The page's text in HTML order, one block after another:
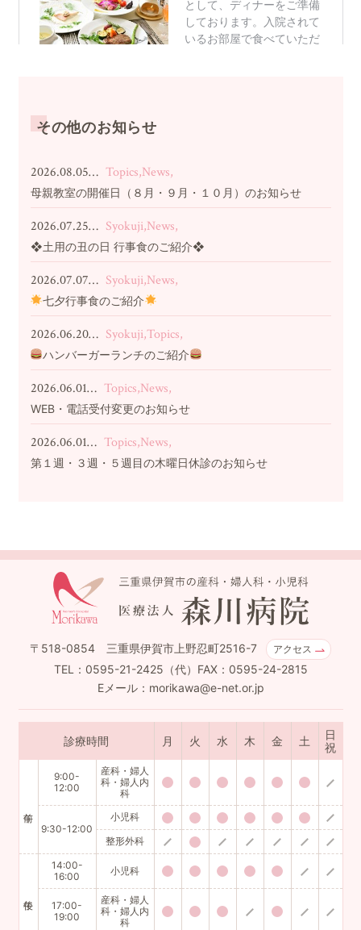
その他のお知らせ
2026.08.05… Topics,News,
母親教室の開催日（８月・９月・１０月）のお知らせ
2026.07.25… Syokuji,News,
❖土用の丑の日 行事食のご紹介❖
2026.07.07… Syokuji,News,
七夕行事食のご紹介
2026.06.20… Syokuji,Topics,
ハンバーガーランチのご紹介
2026.06.01… Topics,News,
WEB・電話受付変更のお知らせ
2026.06.01… Topics,News,
第１週・３週・５週目の木曜日休診のお知らせ
〒518-0854 三重県伊賀市上野忍町2516-7 アクセス
TEL：0595-21-2425（代）FAX：0595-24-2815
Eメール：morikawa@e-net.or.jp
診療時間 月 火 水 木 金 土
日
祝
9:00-
12:00
産科・婦人
科・婦人内
科
9:30-12:00
小児科
整形外科
14:00-
16:00
小児科
17:00-
19:00
産科・婦人
科・婦人内
科